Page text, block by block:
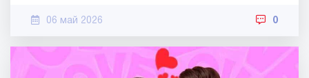
06 май 2026 0